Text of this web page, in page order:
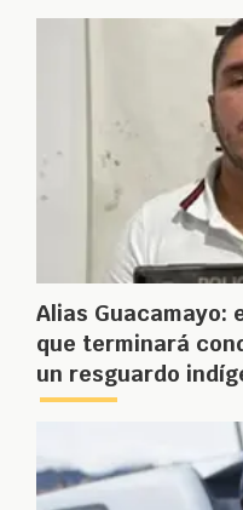
Alias
que terminará
un resguardo